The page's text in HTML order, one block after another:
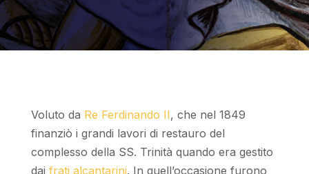
Voluto da Re Ferdinando II, che nel 1849
finanziò i grandi lavori di restauro del
complesso della SS. Trinità quando era gestito
dai frati alcantarini. In quell’occasione furono